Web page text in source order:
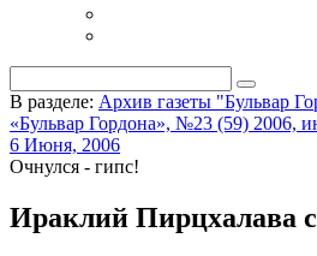
В разделе: Архив газеты "Бульвар
«Бульвар Гордона», №23 (59) 2006,
6 Июня, 2006
Очнулся - гипс!
Ираклий Пирцхалава